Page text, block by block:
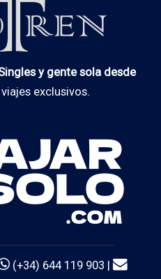
y gente sola desde
exclusivos.
(+34) 644 119 903 |